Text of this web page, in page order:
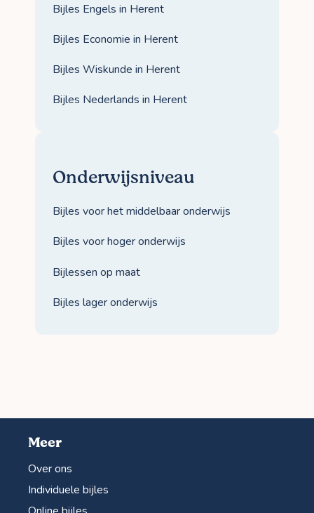
Bijles Engels in Herent
Bijles Economie in Herent
Bijles Wiskunde in Herent
Bijles Nederlands in Herent
Onderwijsniveau
Bijles voor het middelbaar onderwijs
Bijles voor hoger onderwijs
Bijlessen op maat
Bijles lager onderwijs
Meer
Over ons
Individuele bijles